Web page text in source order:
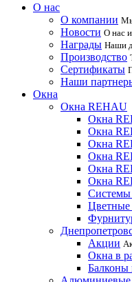
О нас
О компании
Новоcти О нас
Награды Наши
Производство
Сертификаты
Наши
Окна
Окна REHAU
Окна
Окна
Окна
Окна
Окна
Окна
Системы
Цветные
Акции
Окна в
Балконы